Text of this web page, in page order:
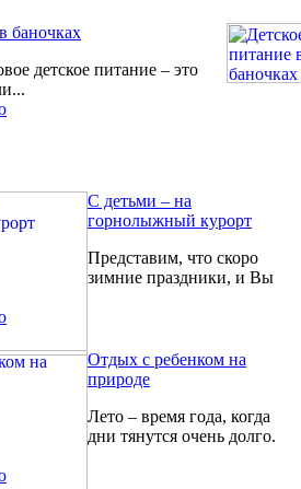
баночках
детское питание – это
С детьми – на
горнолыжный курорт
Представим, что скоро
зимние праздники, и Вы
Отдых с ребенком на
природе
Лето – время года, когда
дни тянутся очень долго.